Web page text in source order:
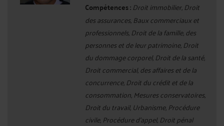
Compétences : Droit immobilier, Droit
des assurances, Baux commerciaux et
professionnels, Droit de la famille, des
personnes et de leur patrimoine, Droit
du dommage corporel, Droit de la santé,
Droit commercial, des affaires et de la
concurrence, Droit du crédit et de la
consommation, Mesures conservatoires,
Droit du travail, Urbanisme, Procédure
civile, Procédure d'appel, Droit pénal